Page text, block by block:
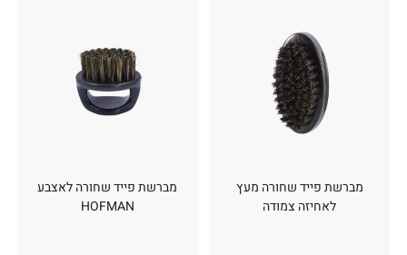
מברשת פייד שחורה לאצבע
HOFMAN
מברשת פייד שחורה מעץ
לאחיזה צמודה